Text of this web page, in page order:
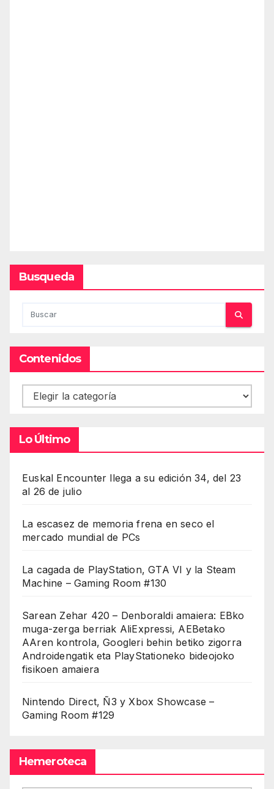
Busqueda
Contenidos
Contenidos
Lo Último
Euskal Encounter llega a su edición 34, del 23
al 26 de julio
La escasez de memoria frena en seco el
mercado mundial de PCs
La cagada de PlayStation, GTA VI y la Steam
Machine – Gaming Room #130
Sarean Zehar 420 – Denboraldi amaiera: EBko
muga-zerga berriak AliExpressi, AEBetako
AAren kontrola, Googleri behin betiko zigorra
Androidengatik eta PlayStationeko bideojoko
fisikoen amaiera
Nintendo Direct, Ñ3 y Xbox Showcase –
Gaming Room #129
Hemeroteca